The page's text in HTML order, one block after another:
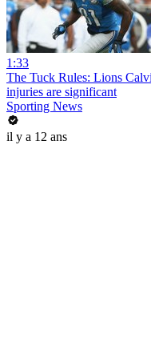
1:33
The Tuck Rules: Lions
injuries are significant
Sporting News
il y a 12 ans